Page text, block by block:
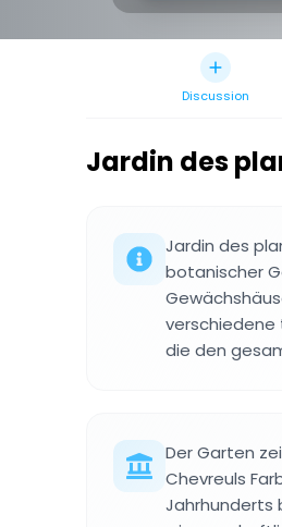
Discussion
Jardin des
Jardin des
botanischer
verschiedene
die den
Der Garten
Chevreuls
Jahrhunderts